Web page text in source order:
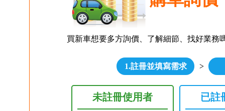
買新車想要多方詢價、了解細節、找好業務
1.註冊並填寫需求 >
未註冊使用者 已註